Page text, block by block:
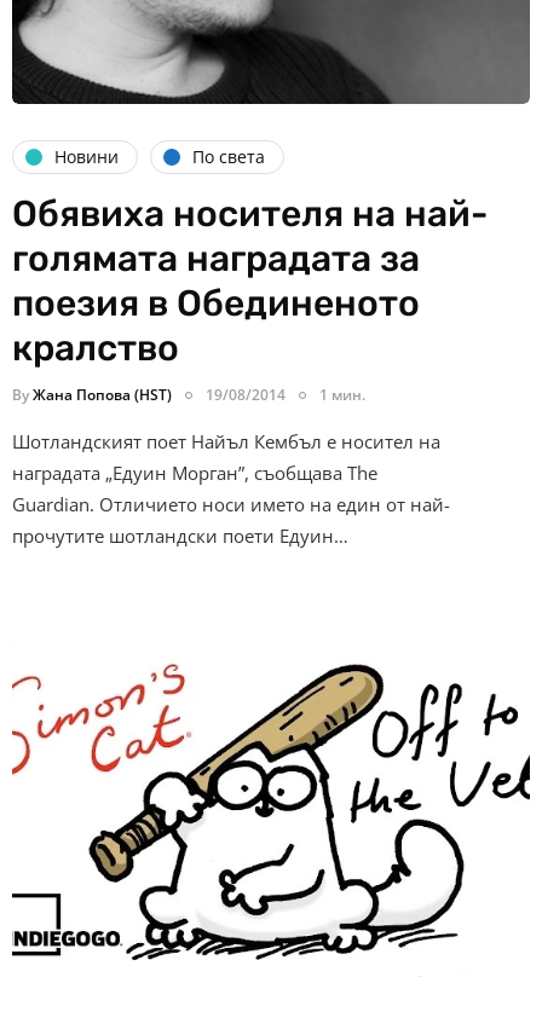
Новини По света
Обявиха носителя на най-
голямата наградата за
поезия в Обединеното
кралство
ByЖана Попова (HST) 19/08/2014 1 мин.
Шотландският поет Найъл Кембъл е носител на
наградата „Едуин Морган”, съобщава The
Guardian. Отличието носи името на един от най-
прочутите шотландски поети Едуин…